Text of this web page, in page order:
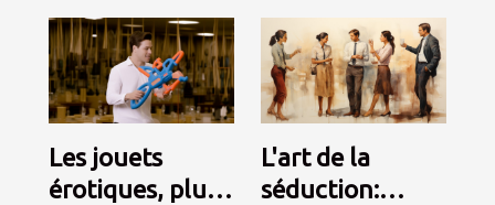
Les jouets
érotiques, plus
L'art de la
séduction: